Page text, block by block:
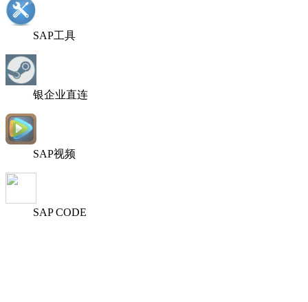
SAP工具
银企业直连
SAP视频
SAP CODE